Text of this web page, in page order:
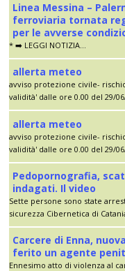
Linea Messina –
ferroviaria tornata
per le avverse
* ➡️ LEGGI NOTIZIA...
allerta meteo
avviso protezione civile-
validità' dalle ore 0.00 del 29/
allerta meteo
avviso protezione civile-
validità' dalle ore 0.00 del 29/
Pedopornografia,
indagati. Il video
Sette persone sono state
sicurezza Cibernetica di
Carcere di Enna,
ferito un agente
Ennesimo atto di violenza al